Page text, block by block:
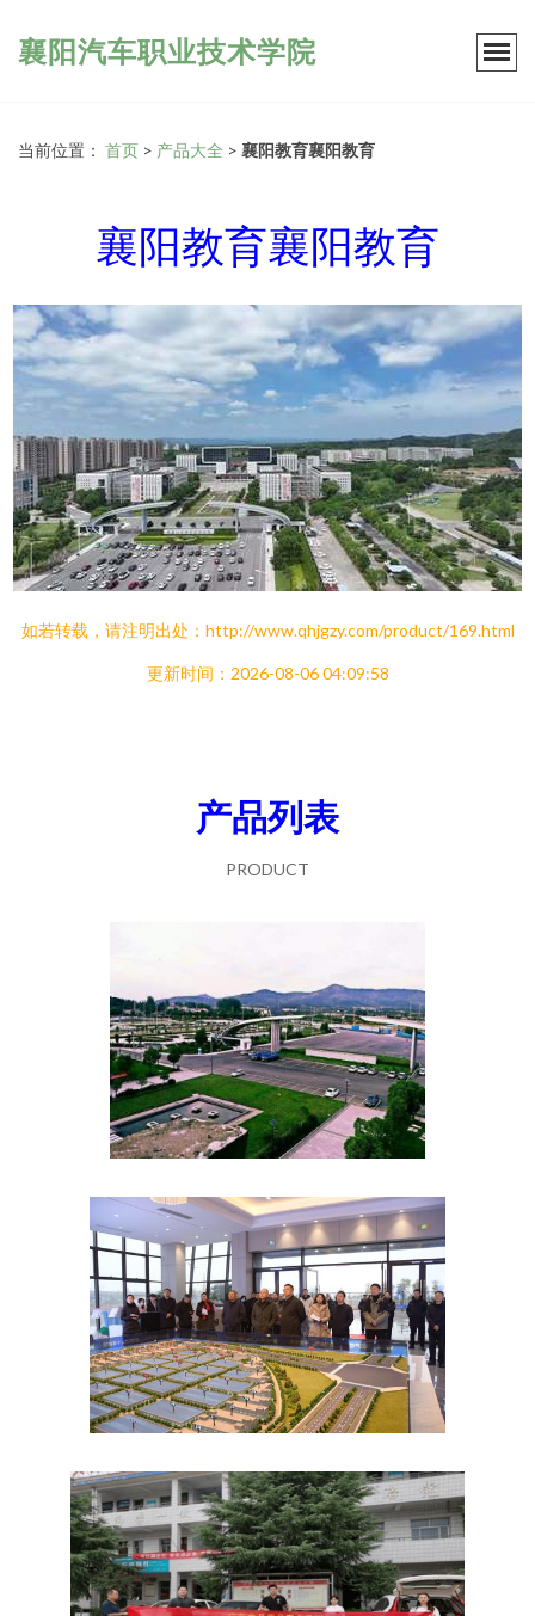
襄阳汽车职业技术学院
当前位置： 首页 > 产品大全 > 襄阳教育襄阳教育
襄阳教育襄阳教育
如若转载，请注明出处：http://www.qhjgzy.com/product/169.html
更新时间：2026-08-06 04:09:58
产品列表
PRODUCT